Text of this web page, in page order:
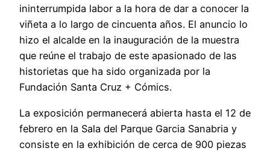
ininterrumpida labor a la hora de dar a conocer la
viñeta a lo largo de cincuenta años. El anuncio lo
hizo el alcalde en la inauguración de la muestra
que reúne el trabajo de este apasionado de las
historietas que ha sido organizada por la
Fundación Santa Cruz + Cómics.
La exposición permanecerá abierta hasta el 12 de
febrero en la Sala del Parque Garcia Sanabria y
consiste en la exhibición de cerca de 900 piezas